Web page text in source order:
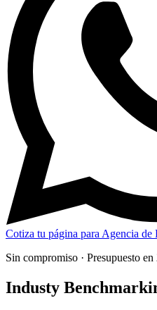
Cotiza tu página para Agencia de
Sin compromiso · Presupuesto
Industy